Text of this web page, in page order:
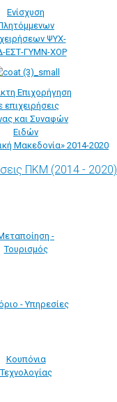
Ενίσχυση
ΨΥΧ-
ΕΣΤ-ΓΥΜΝ-ΧΟΡ
Επιχορήγηση
επιχειρήσεις
και Συναφών
Ειδών
Μακεδονία» 2014-2020
ΠΚΜ (2014 - 2020)
-
Τουρισμός
- Υπηρεσίες
Κουπόνια
Τεχνολογίας